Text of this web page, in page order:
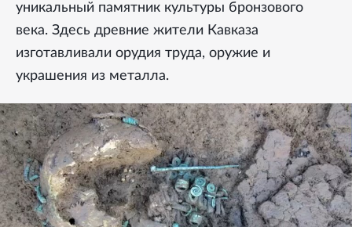
уникальный памятник культуры бронзового
века. Здесь древние жители Кавказа
изготавливали орудия труда, оружие и
украшения из металла.